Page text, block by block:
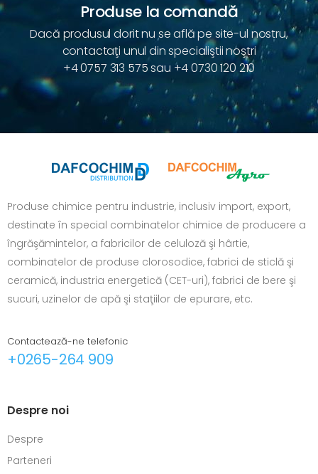
Produse la comandă
Dacă produsul dorit nu se află pe site-ul nostru,
contactaţi unul din specialiştii noştri
+4 0757 313 575sau +4 0730 120 210
Produse chimice pentru industrie, inclusiv import, export,
destinate în special combinatelor chimice de producere a
îngrăşămintelor, a fabricilor de celuloză şi hârtie,
combinatelor de produse clorosodice, fabrici de sticlă şi
ceramică, industria energetică (CET-uri), fabrici de bere şi
sucuri, uzinelor de apă şi staţiilor de epurare, etc.
Contactează-ne telefonic
+0265-264 909
Despre noi
Despre
Parteneri